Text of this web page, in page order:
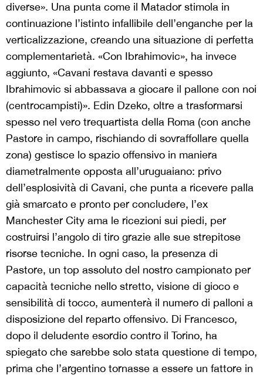
diverse». Una punta come il Matador stimola in
continuazione l’istinto infallibile dell’enganche per la
verticalizzazione, creando una situazione di perfetta
complementarietà. «Con Ibrahimovic», ha invece
aggiunto, «Cavani restava davanti e spesso
Ibrahimovic si abbassava a giocare il pallone con noi
(centrocampisti)». Edin Dzeko, oltre a trasformarsi
spesso nel vero trequartista della Roma (con anche
Pastore in campo, rischiando di sovraffollare quella
zona) gestisce lo spazio offensivo in maniera
diametralmente opposta all’uruguaiano: privo
dell’esplosività di Cavani, che punta a ricevere palla
già smarcato e pronto per concludere, l’ex
Manchester City ama le ricezioni sui piedi, per
costruirsi l’angolo di tiro grazie alle sue strepitose
risorse tecniche. In ogni caso, la presenza di
Pastore, un top assoluto del nostro campionato per
capacità tecniche nello stretto, visione di gioco e
sensibilità di tocco, aumenterà il numero di palloni a
disposizione del reparto offensivo. Di Francesco,
dopo il deludente esordio contro il Torino, ha
spiegato che sarebbe solo stata questione di tempo,
prima che l’argentino tornasse a essere un fattore in